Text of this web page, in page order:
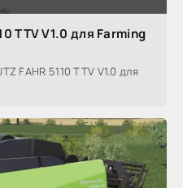
TTV V1.0 для Farming
FAHR 5110 TTV V1.0 для